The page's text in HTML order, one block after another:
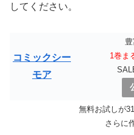
してください。
コミックシー
モア
1巻ま
無料お試しが
さらに